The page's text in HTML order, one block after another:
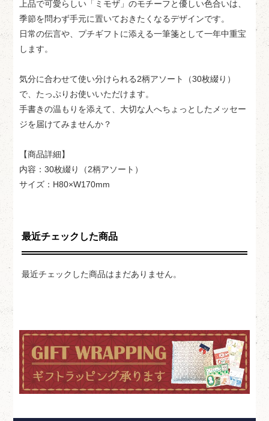
上品で可愛らしい「ミモザ」のモチーフと優しい色合いは、
季節を問わず手元に置いておきたくなるデザインです。
日常の伝言や、プチギフトに添える一筆箋として一年中重宝
します。
気分に合わせて使い分けられる2柄アソート（30枚綴り）
で、たっぷりお使いいただけます。
手書きの温もりを添えて、大切な人へちょっとしたメッセー
ジを届けてみませんか？
【商品詳細】
内容：30枚綴り（2柄アソート）
サイズ：H80×W170mm
最近チェックした商品
最近チェックした商品はまだありません。